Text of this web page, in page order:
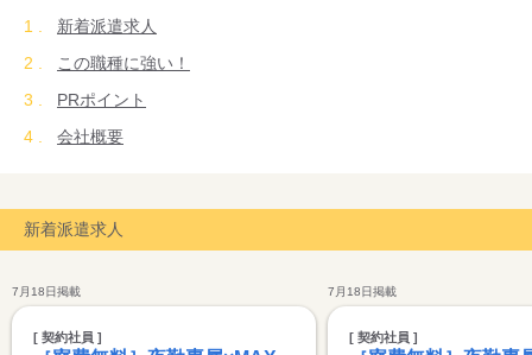
新着派遣求人
この職種に強い！
PRポイント
会社概要
新着派遣求人
7月18日掲載
[ 契約社員 ]
7月18日掲載
[ 契約社員 ]